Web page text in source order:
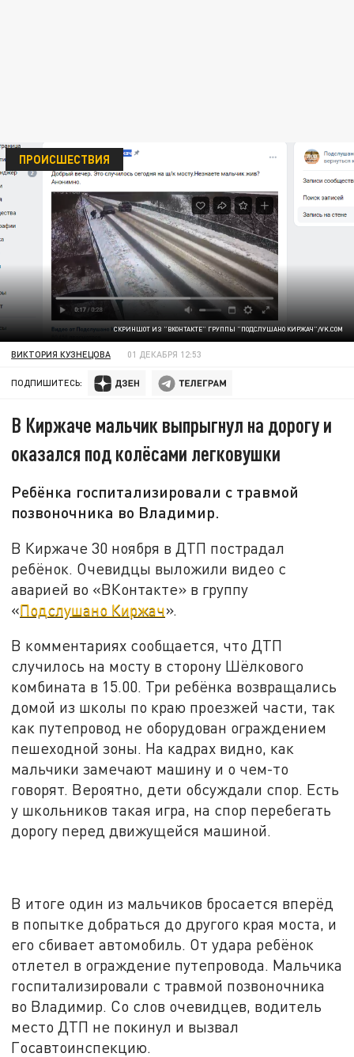
СКРИНШОТ ИЗ "ВКОНТАКТЕ" ГРУППЫ "ПОДСЛУШАНО КИРЖАЧ"/VK.COM
ПРОИСШЕСТВИЯ
ВИКТОРИЯ КУЗНЕЦОВА 01 ДЕКАБРЯ 12:53
ПОДПИШИТЕСЬ:
В Киржаче мальчик выпрыгнул на дорогу и
оказался под колёсами легковушки
Ребёнка госпитализировали с травмой
позвоночника во Владимир.
В Киржаче 30 ноября в ДТП пострадал
ребёнок. Очевидцы выложили видео с
аварией во «ВКонтакте» в группу
«Подслушано Киржач».
В комментариях сообщается, что ДТП
случилось на мосту в сторону Шёлкового
комбината в 15.00. Три ребёнка возвращались
домой из школы по краю проезжей части, так
как путепровод не оборудован ограждением
пешеходной зоны. На кадрах видно, как
мальчики замечают машину и о чем-то
говорят. Вероятно, дети обсуждали спор. Есть
у школьников такая игра, на спор перебегать
дорогу перед движущейся машиной.
В итоге один из мальчиков бросается вперёд
в попытке добраться до другого края моста, и
его сбивает автомобиль. От удара ребёнок
отлетел в ограждение путепровода. Мальчика
госпитализировали с травмой позвоночника
во Владимир. Со слов очевидцев, водитель
место ДТП не покинул и вызвал
Госавтоинспекцию.